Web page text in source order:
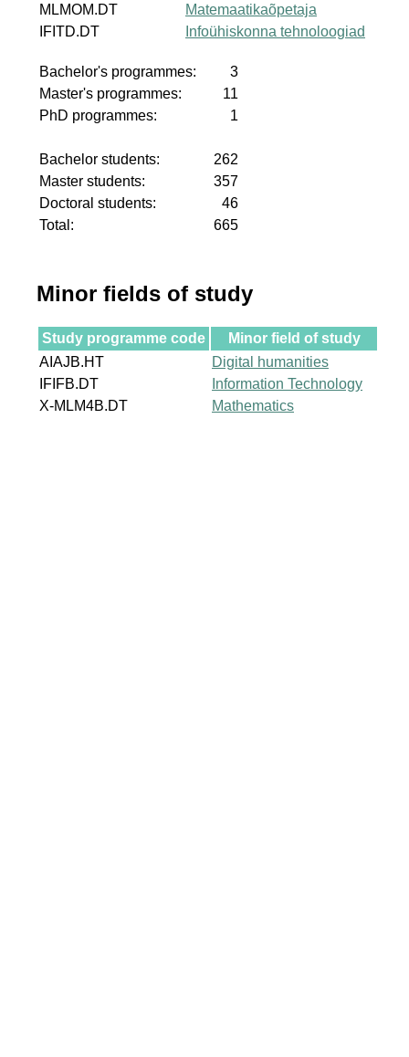
MLMOM.DT
Matemaatikaõpetaja
IFITD.DT
Infoühiskonna tehnoloogiad
Bachelor's programmes:
3
Master's programmes:
11
PhD programmes:
1
Bachelor students:
262
Master students:
357
Doctoral students:
46
Total:
665
Minor fields of study
Study programme code
Minor field of study
AIAJB.HT
Digital humanities
IFIFB.DT
Information Technology
X-MLM4B.DT
Mathematics